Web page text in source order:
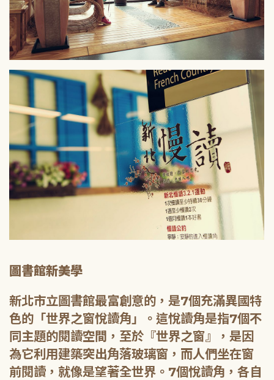
圖書館新美學
新北市立圖書館最富創意的，是7個充滿異國特
色的「世界之窗悅讀角」。這悅讀角是指7個不
同主題的閱讀空間，至於『世界之窗』，是因
為它利用建築突出角落玻璃窗，而人們坐在窗
前閱讀，就像是望著全世界。7個悅讀角，各自